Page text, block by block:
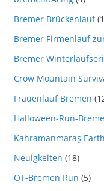
Bremer Brückenlauf
Bremer Firmenlauf
Bremer
Crow Mountain
Frauenlauf Bremen
Halloween-Run-
Kahramanmaraş
Neuigkeiten (18)
OT-Bremen Run (5)